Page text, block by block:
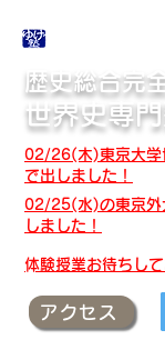
歴史総合完
世界史専
02/25(水)の東京外
しました！
体験授業お待ちして
アクセス
02/26(木)東京大学
で出しました！